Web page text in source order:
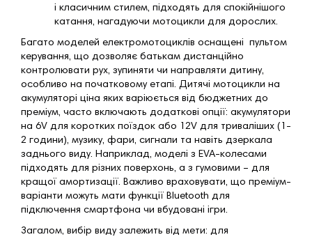
і класичним стилем, підходять для спокійнішого
катання, нагадуючи мотоцикли для дорослих.
Багато моделей електромотоциклів оснащені пультом
керування, що дозволяє батькам дистанційно
контролювати рух, зупиняти чи направляти дитину,
особливо на початковому етапі. Дитячі мотоцикли на
акумуляторі ціна яких варіюється від бюджетних до
преміум, часто включають додаткові опції: акумулятори
на 6V для коротких поїздок або 12V для триваліших (1-
2 години), музику, фари, сигнали та навіть дзеркала
заднього виду. Наприклад, моделі з EVA-колесами
підходять для різних поверхонь, а з гумовими – для
кращої амортизації. Важливо враховувати, що преміум-
варіанти можуть мати функції Bluetooth для
підключення смартфона чи вбудовані ігри.
Загалом, вибір виду залежить від мети: для